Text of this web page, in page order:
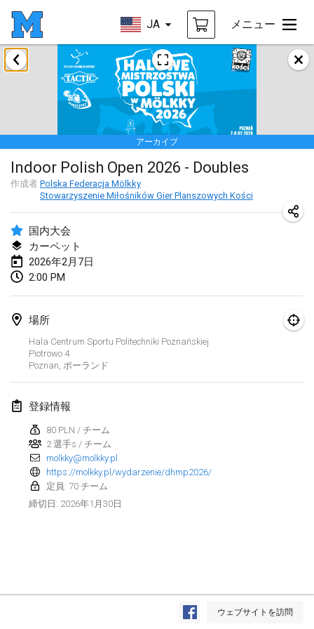
JA メニュー
リストを表示
アーカイブ
Indoor Polish Open 2026 - Doubles
作成者 Polska Federacja Mölkky
Stowarzyszenie Miłośników Gier Planszowych Kości
国内大会
カーペット
2026年2月7日
2:00 PM
場所
Hala Centrum Sportu Politechniki Poznańskiej
Piotrowo 4
Poznan ポーランド
登録情報
80 PLN / チーム
2 選手s / チーム
molkky@molkky.pl
https://molkky.pl/wydarzenie/dhmp2026/
定員: 70 チーム
締切日 : 2026年1月30日
ウェブサイトを訪問
2026年1月
Tournoi de la bonne année
2026年1月10日 |フランス
Open de Boulay Triplette
2026年1月17日|フランス
中止
Concours de Honnelles
2026年1月18日|ベルギー
Tournoi de Mölkky - Lesfous Dubâtonvaigeois
2026年1月31日
2026年2月1日
Indoor Polish Open 2026 - Doubles
2026年2月7日
Lazala Indoor Cup ZMGZEG
2026年2月7日 ハンガリー
Indoor Polish Open 2026 - Singles
2026年2月8日|ポーランド